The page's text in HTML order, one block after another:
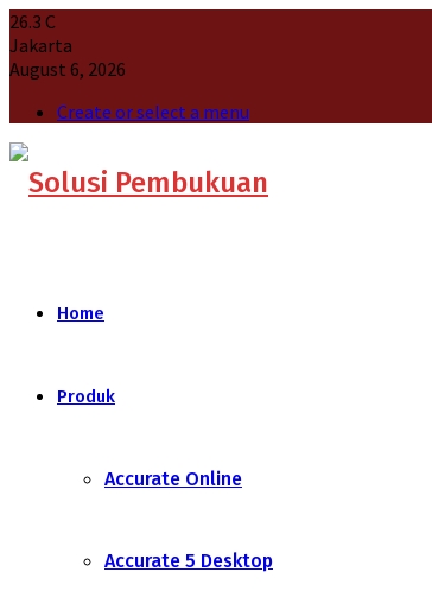
26.3 C
Jakarta
August 6, 2026
Create or select a menu
Home
Produk
Accurate Online
Accurate 5 Desktop